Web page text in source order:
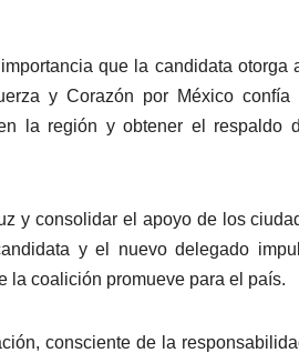
que la candidata otorga
y Corazón por México
la región y obtener el respaldo
y consolidar el apoyo de los
y el nuevo delegado
la coalición promueve para el país.
consciente de la